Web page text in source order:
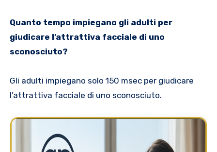
Quanto tempo impiegano gli adulti per
giudicare l’attrattiva facciale di uno
sconosciuto?
Gli adulti impiegano solo 150 msec per giudicare
l’attrattiva facciale di uno sconosciuto.